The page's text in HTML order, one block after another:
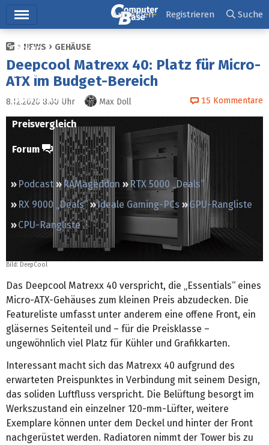
Ticker
Tests
Downloads
Preisvergleich
Forum
Podcast RAMageddon
RTX 5000 „Deals“
RX 9000 „Deals“
Ideale Gaming-PCs
GPU-Rangliste
CPU-Rangliste
Anmelden Registrieren Suche
NEWS GEHÄUSE
Deepcool Matrexx 40: Platz für Micro-
ATX im Budget-Bereich
8.12.2020 8:00 Uhr Max Doll 15 Kommentare
Bild: DeepCool
Das Deepcool Matrexx 40 verspricht, die „Essentials“ eines
Micro-ATX-Gehäuses zum kleinen Preis abzudecken. Die
Featureliste umfasst unter anderem eine offene Front, ein
gläsernes Seitenteil und – für die Preisklasse –
ungewöhnlich viel Platz für Kühler und Grafikkarten.
Interessant macht sich das Matrexx 40 aufgrund des
erwarteten Preispunktes in Verbindung mit seinem Design,
das soliden Luftfluss verspricht. Die Belüftung besorgt im
Werkszustand ein einzelner 120-mm-Lüfter, weitere
Exemplare können unter dem Deckel und hinter der Front
nachgerüstet werden. Radiatoren nimmt der Tower bis zu